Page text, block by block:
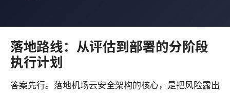
落地路线：从评估到部署的分阶段
执行计划
答案先行。落地机场云安全架构的核心，是把风险露出